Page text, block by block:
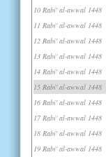
10 Rabi' al-awwal 1448
11 Rabi' al-awwal 1448
12 Rabi' al-awwal 1448
13 Rabi' al-awwal 1448
14 Rabi' al-awwal 1448
15 Rabi' al-awwal 1448
16 Rabi' al-awwal 1448
17 Rabi' al-awwal 1448
18 Rabi' al-awwal 1448
19 Rabi' al-awwal 1448